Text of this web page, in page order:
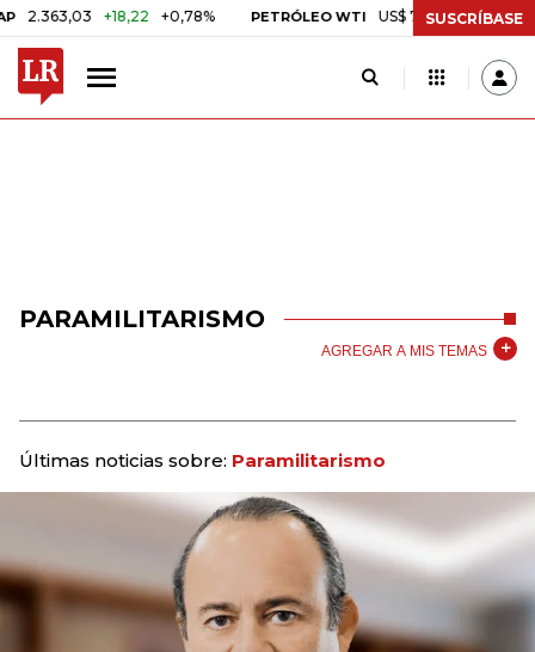
+18,22 +0,78% PETRÓLEO WTI US$ 75,09 -US$ 0,24 -
SUSCRÍBASE
PARAMILITARISMO
AGREGAR A MIS TEMAS
Últimas noticias sobre: Paramilitarismo